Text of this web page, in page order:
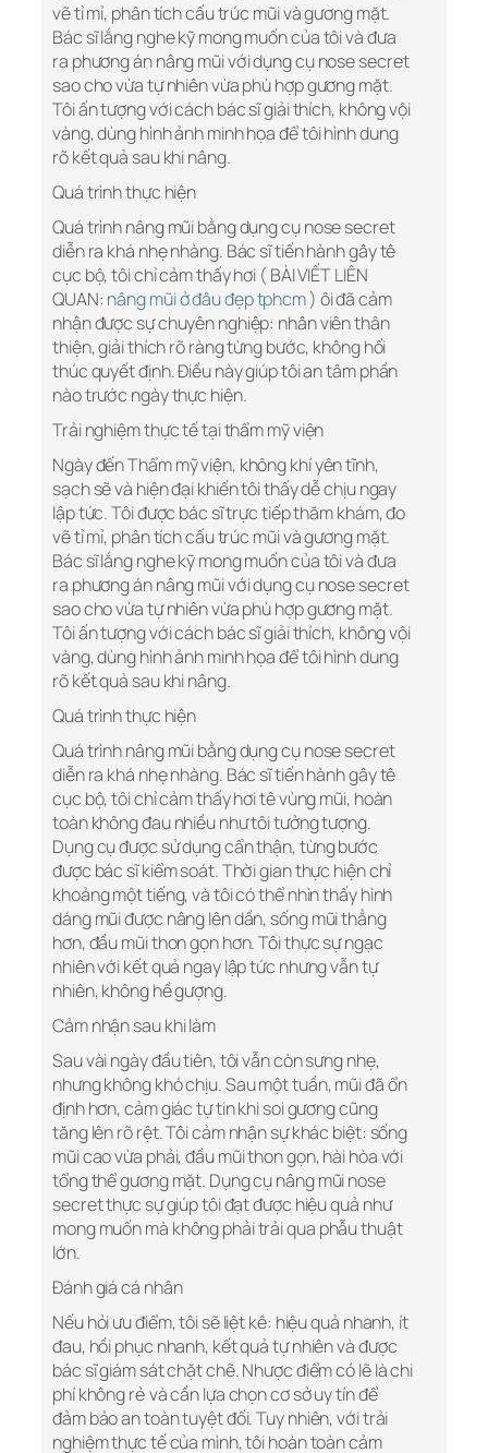
vẽ tỉ mỉ, phân tích cấu trúc mũi và gương mặt.
Bác sĩ lắng nghe kỹ mong muốn của tôi và đưa
ra phương án nâng mũi với dụng cụ nose secret
sao cho vừa tự nhiên vừa phù hợp gương mặt.
Tôi ấn tượng với cách bác sĩ giải thích, không vội
vàng, dùng hình ảnh minh họa để tôi hình dung
rõ kết quả sau khi nâng.
Quá trình thực hiện
Quá trình nâng mũi bằng dụng cụ nose secret
diễn ra khá nhẹ nhàng. Bác sĩ tiến hành gây tê
cục bộ, tôi chỉ cảm thấy hơi ( BÀI VIẾT LIÊN
QUAN: nâng mũi ở đâu đẹp tphcm) ôi đã cảm
nhận được sự chuyên nghiệp: nhân viên thân
thiện, giải thích rõ ràng từng bước, không hối
thúc quyết định. Điều này giúp tôi an tâm phần
nào trước ngày thực hiện.
Trải nghiệm thực tế tại thẩm mỹ viện
Ngày đến Thẩm mỹ viện, không khí yên tĩnh,
sạch sẽ và hiện đại khiến tôi thấy dễ chịu ngay
lập tức. Tôi được bác sĩ trực tiếp thăm khám, đo
vẽ tỉ mỉ, phân tích cấu trúc mũi và gương mặt.
Bác sĩ lắng nghe kỹ mong muốn của tôi và đưa
ra phương án nâng mũi với dụng cụ nose secret
sao cho vừa tự nhiên vừa phù hợp gương mặt.
Tôi ấn tượng với cách bác sĩ giải thích, không vội
vàng, dùng hình ảnh minh họa để tôi hình dung
rõ kết quả sau khi nâng.
Quá trình thực hiện
Quá trình nâng mũi bằng dụng cụ nose secret
diễn ra khá nhẹ nhàng. Bác sĩ tiến hành gây tê
cục bộ, tôi chỉ cảm thấy hơi tê vùng mũi, hoàn
toàn không đau nhiều như tôi tưởng tượng.
Dụng cụ được sử dụng cẩn thận, từng bước
được bác sĩ kiểm soát. Thời gian thực hiện chỉ
khoảng một tiếng, và tôi có thể nhìn thấy hình
dáng mũi được nâng lên dần, sống mũi thẳng
hơn, đầu mũi thon gọn hơn. Tôi thực sự ngạc
nhiên với kết quả ngay lập tức nhưng vẫn tự
nhiên, không hề gượng.
Cảm nhận sau khi làm
Sau vài ngày đầu tiên, tôi vẫn còn sưng nhẹ,
nhưng không khó chịu. Sau một tuần, mũi đã ổn
định hơn, cảm giác tự tin khi soi gương cũng
tăng lên rõ rệt. Tôi cảm nhận sự khác biệt: sống
mũi cao vừa phải, đầu mũi thon gọn, hài hòa với
tổng thể gương mặt. Dụng cụ nâng mũi nose
secret thực sự giúp tôi đạt được hiệu quả như
mong muốn mà không phải trải qua phẫu thuật
lớn.
Đánh giá cá nhân
Nếu hỏi ưu điểm, tôi sẽ liệt kê: hiệu quả nhanh, ít
đau, hồi phục nhanh, kết quả tự nhiên và được
bác sĩ giám sát chặt chẽ. Nhược điểm có lẽ là chi
phí không rẻ và cần lựa chọn cơ sở uy tín để
đảm bảo an toàn tuyệt đối. Tuy nhiên, với trải
nghiệm thực tế của mình, tôi hoàn toàn cảm